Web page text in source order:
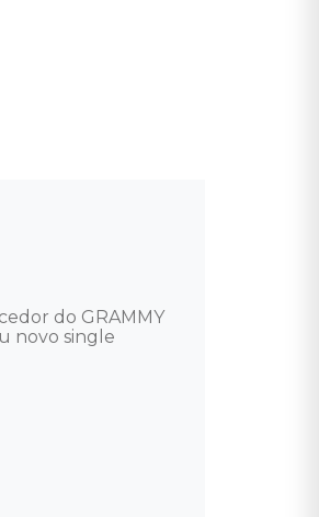
do GRAMMY
novo single